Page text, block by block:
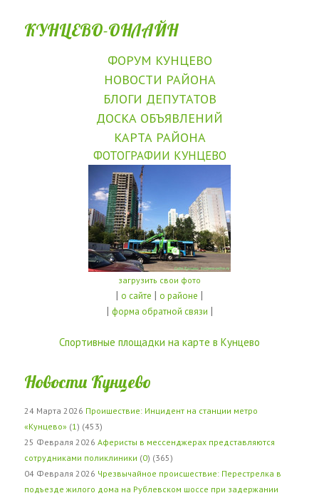
КУНЦЕВО-ОНЛАЙН
ФОРУМ КУНЦЕВО
НОВОСТИ РАЙОНА
БЛОГИ ДЕПУТАТОВ
ДОСКА ОБЪЯВЛЕНИЙ
КАРТА РАЙОНА
ФОТОГРАФИИ КУНЦЕВО
загрузить свои фото
| о сайте | о районе |
| форма обратной связи |
Спортивные площадки на карте в Кунцево
Новости Кунцево
24 Марта 2026 Проишествие: Инцидент на станции метро
«Кунцево» (1 ) (453)
25 Февраля 2026 Аферисты в мессенджерах представляются
сотрудниками поликлиники (0) (365)
04 Февраля 2026 Чрезвычайное происшествие: Перестрелка в
подъезде жилого дома на Рублевском шоссе при задержании